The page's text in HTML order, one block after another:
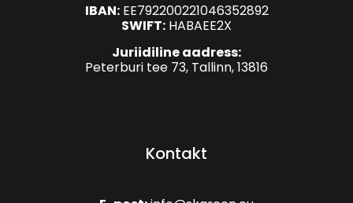
IBAN:EE792200221046352892
SWIFT: HABAEE2X
Juriidiline aadress:
Peterburi tee 73, Tallinn, 13816
Kontakt